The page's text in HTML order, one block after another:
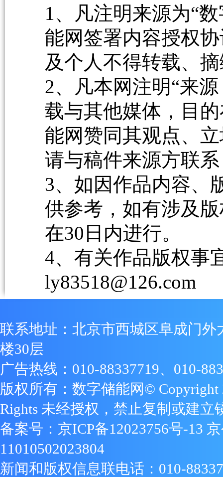
1、凡注明来源为“
能网签署内容授权
及个人不得转载、
2、凡本网注明“来
载与其他媒体，目
能网赞同其观点、
请与稿件来源方联
3、如因作品内容、
供参考，如有涉及
在30日内进行。
4、有关作品版权事
ly83518@126.com
联系地址：北京市西城区阜成门外
楼30层
广告热线：010-88337719、010-
版权所有：数字储能网© Copyright
Rights 未经授权，禁止复制或建立
备案号： 京ICP备12023756号-13
11010502023804
新闻和版权信息联电话：010-